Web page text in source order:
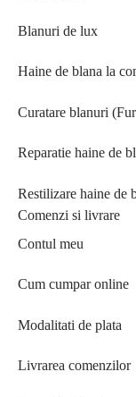
Blanuri de lux
Haine de blana la
Curatare blanuri
Reparatie haine de
Restilizare haine de
Comenzi si livrare
Contul meu
Cum cumpar online
Modalitati de plata
Livrarea comenzilor